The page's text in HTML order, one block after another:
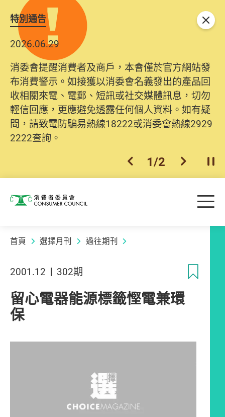
特別通告
2026.06.29
消委會提醒消費者及商戶，本會僅於官方網站發
布消費警示。如接獲以消委會名義發出的產品回
收相關來電、電郵、短訊或社交媒體訊息，切勿
輕信回應，更應避免透露任何個人資料。如有疑
問，請致電防騙易熱線18222或消委會熱線2929
2222查詢。
上一個
1/2 下一個開
關閉
消費者委員會 目
首頁 選擇月刊 過往期刊
2001.12 302期
留心電器能源標籤慳電兼環
保